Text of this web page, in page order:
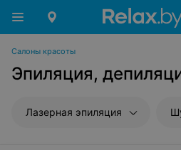
Салоны красоты
Эпиляция,
Лазерная эпиляция